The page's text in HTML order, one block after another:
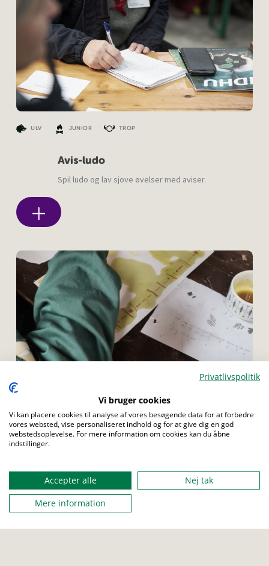
ULV JUNIOR TROP
Avis-ludo
Spil ludo og lav sjove øvelser med aviser.
TROP
Hemmelig skrift med køkken-kemi
Privatlivspolitik
Vi bruger cookies
Vi kan placere cookies til analyse af vores besøgende data for at forbedre
vores websted, vise personaliseret indhold og for at give dig en god
webstedsoplevelse. For mere information om cookies kan du åbne
indstillinger.
Accepter alle
Nej tak
Mere information